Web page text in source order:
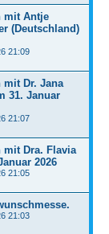
mit Antje
(Deutschland)
21:09
mit Dr. Jana
31. Januar
21:07
mit Dra. Flavia
2026
21:05
21:03